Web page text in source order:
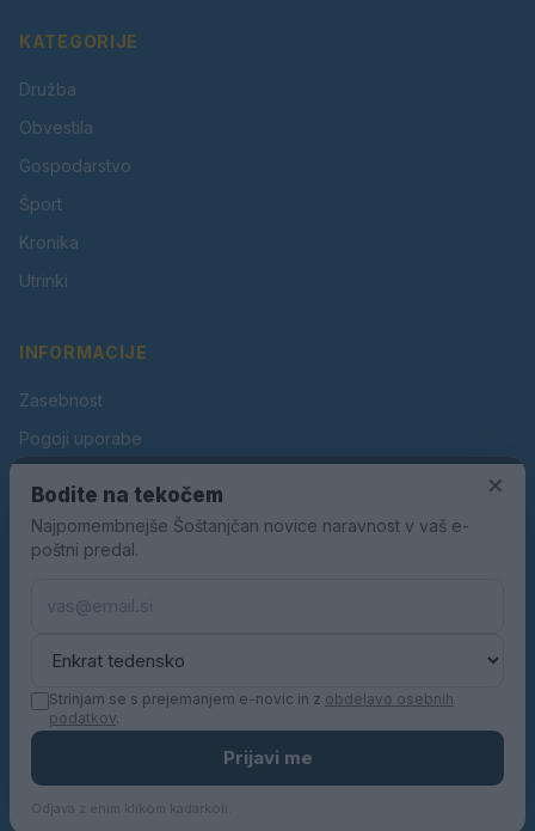
KATEGORIJE
Družba
Obvestila
Gospodarstvo
Šport
Kronika
Utrinki
INFORMACIJE
Zasebnost
Pogoji uporabe
Oglaševanje
Kontakt
KN MEDIA d.o.o.
×
Bodite na tekočem
Najpomembnejše Šoštanjčan novice naravnost v vaš e-
poštni predal.
Strinjam se s prejemanjem e-novic in z obdelavo osebnih
podatkov.
Prijavi me
Odjava z enim klikom kadarkoli.